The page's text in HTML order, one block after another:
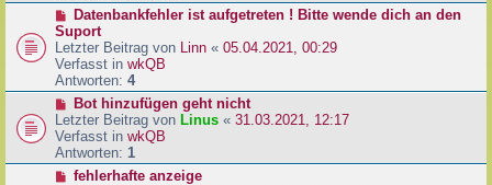
r
a
g
e
B
e
i
t
a
g
N
e
u
e
r
B
e
i
t
r
a
Datenbankfehler ist aufgetreten ! Bitte wende dich an den
Suport
Letzter Beitrag von Linn « 05.04.2021, 00:29
Verfasst in wkQB
Antworten: 4
N
e
u
e
r
Bot hinzufügen geht nicht
Letzter Beitrag von Linus « 31.03.2021, 12:17
Verfasst in wkQB
Antworten: 1
Nfehlerhafte anzeige